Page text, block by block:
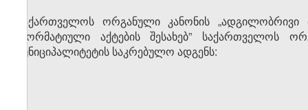
საქართველოს ორგანული კანონის
„ნორმატიული აქტების შესახებ” საქართველოს
მუნიციპალიტეტის საკრებულო ადგენს: